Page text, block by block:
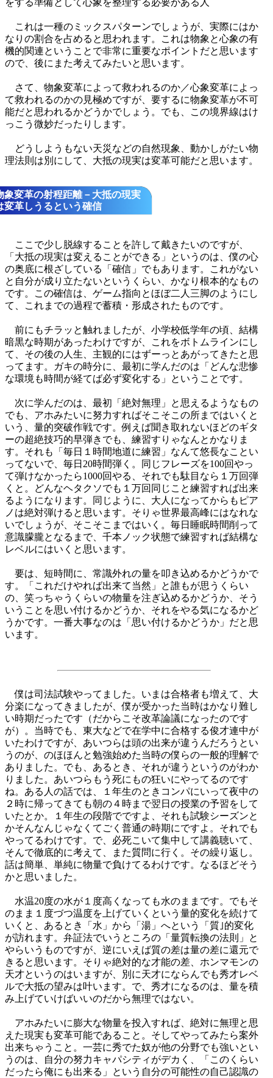
をする準備として心象を整理する必要がある人
これは一種のミックスパターンでしょうが、実際にはか
なりの割合を占めると思われます。これは物象と心象の有
機的関連ということで非常に重要なポイントだと思います
ので、後にまた考えてみたいと思います。
さて、物象変革によって救われるのか／心象変革によっ
て救われるのかの見極めですが、要するに物象変革が不可
能だと思われるかどうかでしょう。でも、この境界線はけ
っこう微妙だったりします。
どうしようもない天災などの自然現象、動かしがたい物
理法則は別にして、大抵の現実は変革可能だと思います。
象変革の射程距離－大抵の現実
変革しうるという確信
ここで少し脱線することを許して戴きたいのですが、
「大抵の現実は変えることができる」というのは、僕の心
の奥底に根ざしている「確信」でもあります。これがない
と自分が成り立たないというくらい、かなり根本的なもの
です。この確信は、ゲーム指向とほぼ二人三脚のようにし
て、これまでの過程で蓄積・形成されたものです。
前にもチラッと触れましたが、小学校低学年の頃、結構
暗黒な時期があったわけですが、これをボトムラインにし
て、その後の人生、主観的にはずーっとあがってきたと思
ってます。ガキの時分に、最初に学んだのは「どんな悲惨
な環境も時間が経てば必ず変化する」ということです。
次に学んだのは、最初「絶対無理」と思えるようなもの
でも、アホみたいに努力すればそこそこの所まではいくと
いう、量的突破作戦です。例えば聞き取れないほどのギタ
ーの超絶技巧的早弾きでも、練習すりゃなんとかなりま
す。それも「毎日１時間地道に練習」なんて悠長なことい
ってないで、毎日20時間弾く。同じフレーズを100回やっ
て弾けなかったら1000回やる、それでも駄目なら１万回弾
くと。どんなヘタクソでも１万回同じこと練習すれば出来
るようになります。同じように、大人になってからもピア
ノは絶対弾けると思います。そりゃ世界最高峰にはなれな
いでしょうが、そこそこまではいく。毎日睡眠時間削って
意識朦朧となるまで、千本ノック状態で練習すれば結構な
レベルにはいくと思います。
要は、短時間に、常識外れの量を叩き込めるかどうかで
す。「これだけやれば出来て当然」と誰もが思うくらい
の、笑っちゃうくらいの物量を注ぎ込めるかどうか、そう
いうことを思い付けるかどうか、それをやる気になるかど
うかです。一番大事なのは「思い付けるかどうか」だと思
います。
僕は司法試験やってました。いまは合格者も増えて、大
分楽になってきましたが、僕が受かった当時はかなり難し
い時期だったです（だからこそ改革論議になったのです
が）。当時でも、東大などで在学中に合格する俊才連中が
いたわけですが、あいつらは頭の出来が違うんだろうとい
うのが、のほほんと勉強始めた当時の僕らの一般的理解で
ありました。でも、あるとき、それが違うというのがわか
りました。あいつらもう死にもの狂いにやってるのです
ね。ある人の話では、１年生のときコンパにいって夜中の
２時に帰ってきても朝の４時まで翌日の授業の予習をして
いたとか。１年生の段階でですよ、それも試験シーズンと
かそんなんじゃなくてごく普通の時期にですよ。それでも
やってるわけです。で、必死こいて集中して講義聴いて、
そんで徹底的に考えて、また質問に行く。その繰り返し。
話は簡単、単純に物量で負けてるわけです。なるほどそう
かと思いました。
水温20度の水が１度高くなっても水のままです。でもそ
のまま１度づつ温度を上げていくという量的変化を続けて
いくと、あるとき「水」から「湯」へという「質｣的変化
が訪れます。弁証法でいうところの「量質転換の法則」と
やらいうものですが、逆にいえば質の差は量の差に還元で
きると思います。そりゃ絶対的な才能の差、ホンマモンの
天才というのはいますが、別に天才にならんでも秀才レベ
ルで大抵の望みは叶います。で、秀才になるのは、量を積
み上げていけばいいのだから無理ではない。
アホみたいに膨大な物量を投入すれば、絶対に無理と思
えた現実も変革可能であること。そしてやってみたら案外
出来ちゃうこと。一芸に秀でた奴が他の分野でも強いとい
うのは、自分の努力キャパシティがデカく、「このくらい
だったら俺にも出来る」という自分の可能性の自己認識の